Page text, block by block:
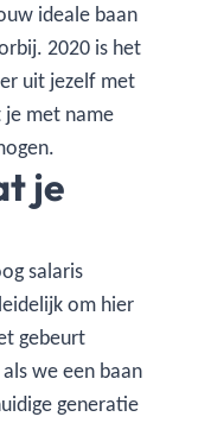
ideale baan
2020 is het
uit jezelf met
je met name
je
salaris
om hier
gebeurt
we een baan
generatie